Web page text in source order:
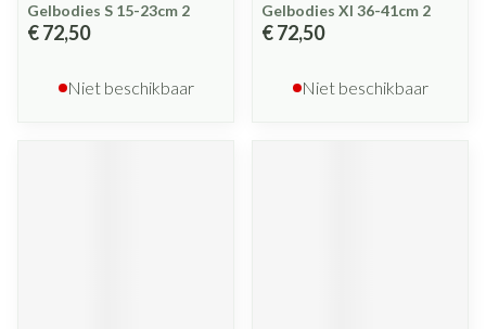
Gelbodies S 15-23cm 2
€ 72,50
Niet beschikbaar
Gelbodies Xl 36-41cm 2
€ 72,50
Niet beschikbaar